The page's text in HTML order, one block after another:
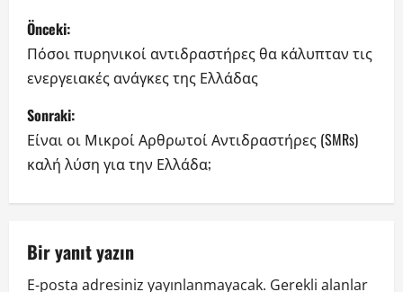
G
ö
n
d
e
r
i
Önceki:
Πόσοι πυρηνικοί αντιδραστήρες θα κάλυπταν τις
ενεργειακές ανάγκες της Ελλάδας
Sonraki:
Είναι οι Μικροί Αρθρωτοί Αντιδραστήρες (SMRs)
καλή λύση για την Ελλάδα;
Bir yanıt yazın
E-posta adresiniz yayınlanmayacak. Gerekli alanlar